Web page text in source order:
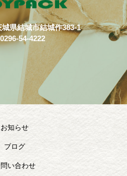
県結城市結城作383-1
54-4222
お知らせ
ブログ
い合わせ